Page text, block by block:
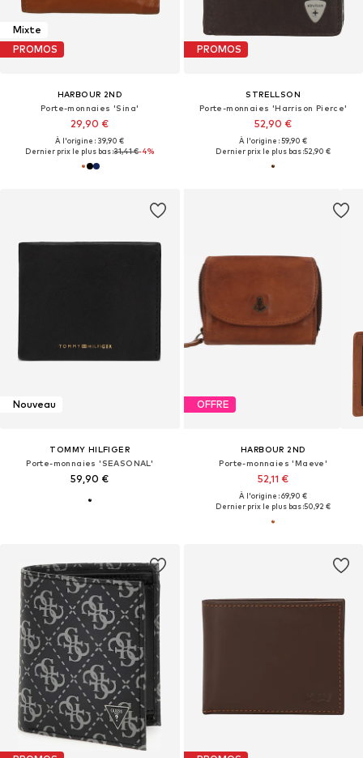
Mixte
PROMOS
HARBOUR 2ND
Porte-monnaies 'Sina'
29,90 €
À l'origine : 39,90 €
Dernier prix le plus bas :31,41 €-4%
PROMOS
STRELLSON
Porte-monnaies 'Harrison Pierce'
52,90 €
À l'origine : 59,90 €
Dernier prix le plus bas :52,90 €
Nouveau
TOMMY HILFIGER
Porte-monnaies 'SEASONAL'
59,90 €
OFFRE
HARBOUR 2ND
Porte-monnaies 'Maeve'
52,11 €
À l'origine : 69,90 €
Dernier prix le plus bas :50,92 €